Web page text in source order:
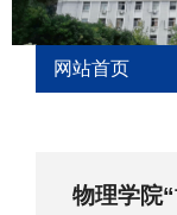
网站首页
物理学院